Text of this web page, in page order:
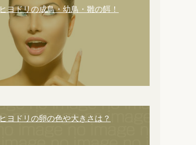
ヒヨドリの成鳥・幼鳥・雛の餌！
ヒヨドリの卵の色や大きさは？